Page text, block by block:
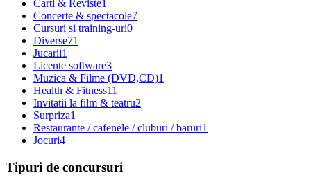
Carti & Reviste1
Concerte & spectacole7
Cursuri si training-uri0
Diverse71
Jucarii1
Licente software3
Muzica & Filme (DVD,CD)1
Health & Fitness11
Invitatii la film & teatru2
Surpriza1
Restaurante / cafenele / cluburi / baruri1
Jocuri4
Tipuri de concursuri